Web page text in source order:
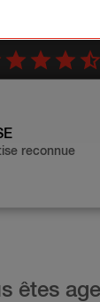
reconnue
êtes